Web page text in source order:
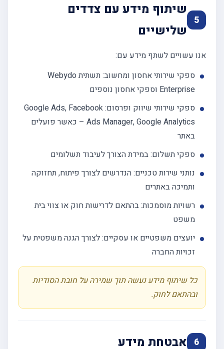
5
שיתוף מידע עם צדדים
שלישיים
אנו עשויים לשתף מידע עם:
ספקי שירותי אחסון ומחשוב: תשתית Webydo
Enterprise וספקי אחסון נוספים
ספקי שירותי שיווק ופרסום: Google Ads, Facebook
Ads Manager, Google Analytics – כאשר פועלים
באתר
ספקי תשלום: במידת הצורך לעיבוד תשלומים
נותני שירות טכניים: הנדרשים לצורך פיתוח, תחזוקה
ותמיכה באתרים
רשויות מוסמכות: בהתאם לדרישות חוק או צווי בית
משפט
יועצים משפטיים או עסקיים: לצורך הגנה משפטית על
זכויות החברה
כל שיתוף מידע נעשה תוך שמירה על חובת הסודיות
ובהתאם לחוק.
6 אבטחת מידע